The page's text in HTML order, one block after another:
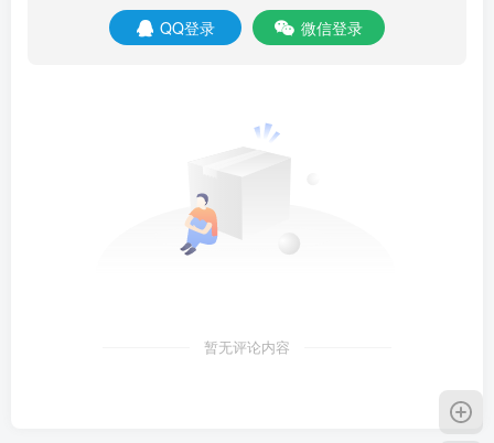
QQ登录 微信登录
暂无评论内容